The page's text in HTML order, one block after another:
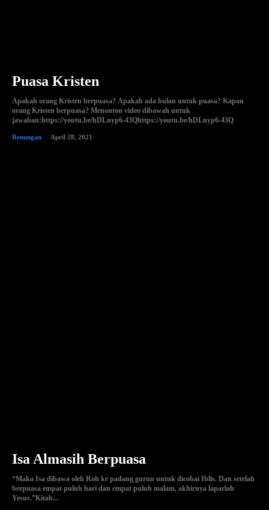
Puasa Kristen
Apakah orang Kristen berpuasa? Apakah ada bulan untuk puasa? Kapan
orang Kristen berpuasa? Menonton video dibawah untuk
jawaban:https://youtu.be/hDLnyp6-43Qhttps://youtu.be/hDLnyp6-43Q
Renungan April 28, 2021
Isa Almasih Berpuasa
“Maka Isa dibawa oleh Roh ke padang gurun untuk dicobai Iblis. Dan setelah
berpuasa empat puluh hari dan empat puluh malam, akhirnya laparlah
Yesus.”‭‭Kitab...